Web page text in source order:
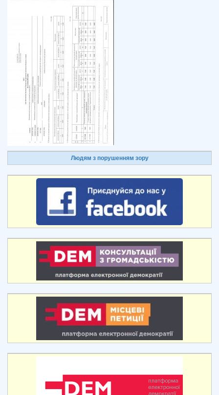
Людям з порушенням зору